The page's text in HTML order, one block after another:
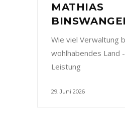
MATHIAS
Wie viel Verwaltung
wohlhabendes Land
Leistung
29. Juni 2026